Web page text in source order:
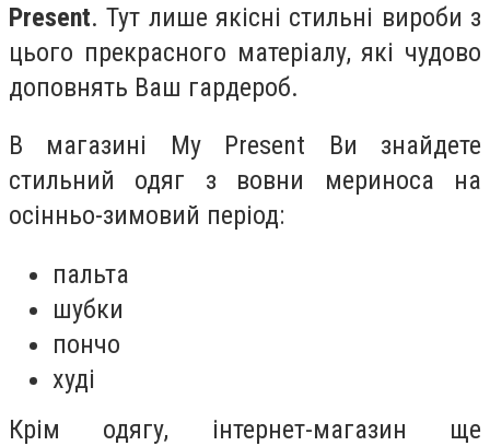
Present. Тут лише якісні стильні вироби з
цього прекрасного матеріалу, які чудово
доповнять Ваш гардероб.
В магазині My Present Ви знайдете
стильний одяг з вовни мериноса на
осінньо-зимовий період:
пальта
шубки
пончо
худі
Крім одягу, інтернет-магазин ще